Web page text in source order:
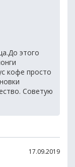
этого
кофе просто
Советую
17.09.2019